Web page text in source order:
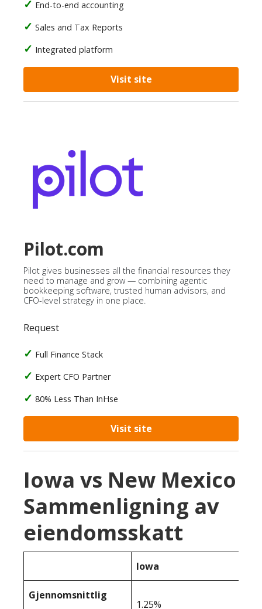
End-to-end accounting
Sales and Tax Reports
Integrated platform
Visit site
Pilot.com
Pilot gives businesses all the financial resources they
need to manage and grow — combining agentic
bookkeeping software, trusted human advisors, and
CFO-level strategy in one place.
Request
Full Finance Stack
Expert CFO Partner
80% Less Than InHse
Visit site
Iowa vs New Mexico
Sammenligning av
eiendomsskatt
Iowa
Gjennomsnittlig
1.25%